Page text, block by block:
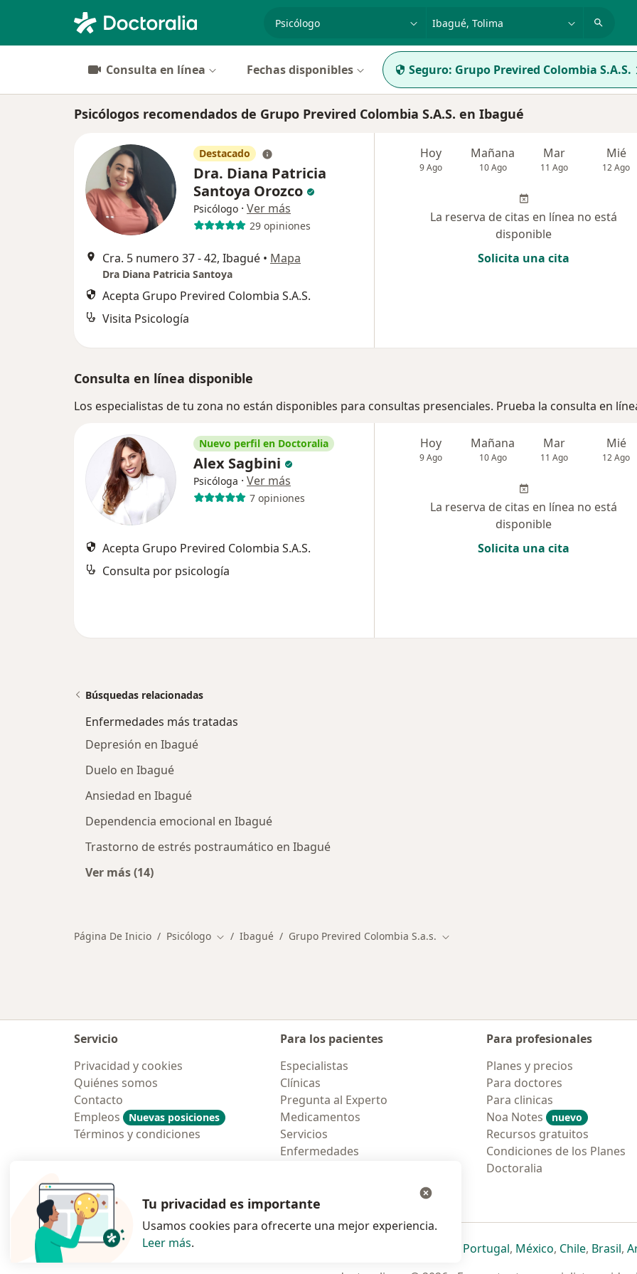
especialidad, enfermedad o nombre
p. ej. Bogotá
Consulta en línea Fechas disponibles Seguro: Grupo Previred Colombia S.A.S.
Psicólogos recomendados de Grupo Previred Colombia S.A.S. en Ibagué
Destacado
Dra. Diana Patricia
Santoya Orozco
Psicólogo · Ver más
29 opiniones
Cra. 5 numero 37 - 42, Ibagué • Mapa
Dra Diana Patricia Santoya
Acepta Grupo Previred Colombia S.A.S.
Visita Psicología
Hoy
9 Ago
Mañana
10 Ago
Mar
11 Ago
Mié
12 Ago
La reserva de citas en línea no está
disponible
Solicita una cita
Consulta en línea disponible
Los especialistas de tu zona no están disponibles para consultas presenciales. Prueba la consulta en
Nuevo perfil en Doctoralia
Alex Sagbini
Psicóloga · Ver más
7 opiniones
Acepta Grupo Previred Colombia S.A.S.
Consulta por psicología
Hoy
9 Ago
Mañana
10 Ago
Mar
11 Ago
Mié
12 Ago
La reserva de citas en línea no está
disponible
Solicita una cita
Búsquedas relacionadas
Enfermedades más tratadas
Depresión en Ibagué
Duelo en Ibagué
Ansiedad en Ibagué
Dependencia emocional en Ibagué
Trastorno de estrés postraumático en Ibagué
Ver más (14)
Página De Inicio Psicólogo Cambiar de ciudad
Ibagué Grupo Previred Colombia S.a.s. Cambiar de ciudad
Servicio
Privacidad y cookies
Quiénes somos
Contacto
Empleos
Nuevas posiciones
Términos y condiciones
Para los pacientes
Especialistas
Clínicas
Pregunta al Experto
Medicamentos
Servicios
Enfermedades
Para profesionales
Planes y precios
Para doctores
Para clinicas
Noa Notes
nuevo
Recursos gratuitos
Condiciones de los Planes
Doctoralia
Polska se abre en una nueva pestaña
se abre en una nueva pestaña
se abre en una nueva pestaña
se abre en una nueva pestaña
Portugalse abre en una nueva
, Méxicose abre en una
, Chilese abre
, Brasilse
,
Tu privacidad es importante
Usamos cookies para ofrecerte una mejor experiencia.
Leer más.